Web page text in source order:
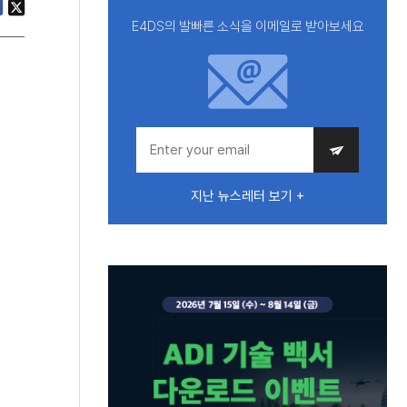
E4DS의 발빠른 소식을 이메일로 받아보세요
지난 뉴스레터 보기 +